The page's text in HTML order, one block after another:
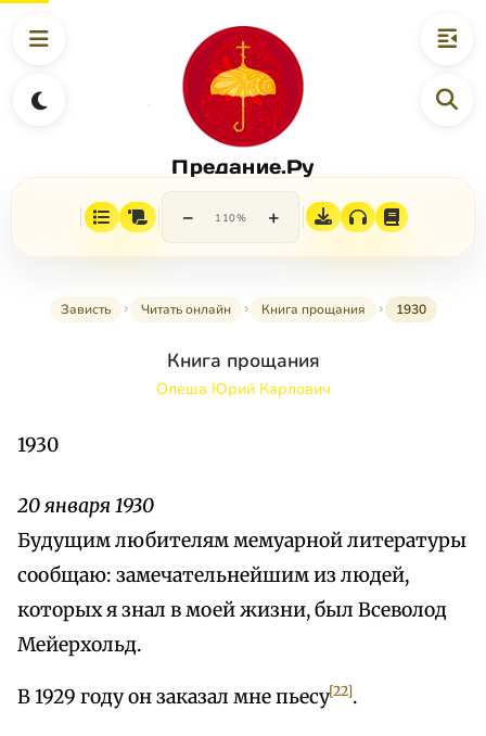
Предание.Ру
− 110% +
Зависть Читать онлайн Книга прощания 1930
Книга прощания
Олеша Юрий Карлович
1930
20 января 1930
Будущим любителям мемуарной литературы
сообщаю: замечательнейшим из людей,
которых я знал в моей жизни, был Всеволод
Мейерхольд.
В 1929 году он заказал мне пьесу[22].